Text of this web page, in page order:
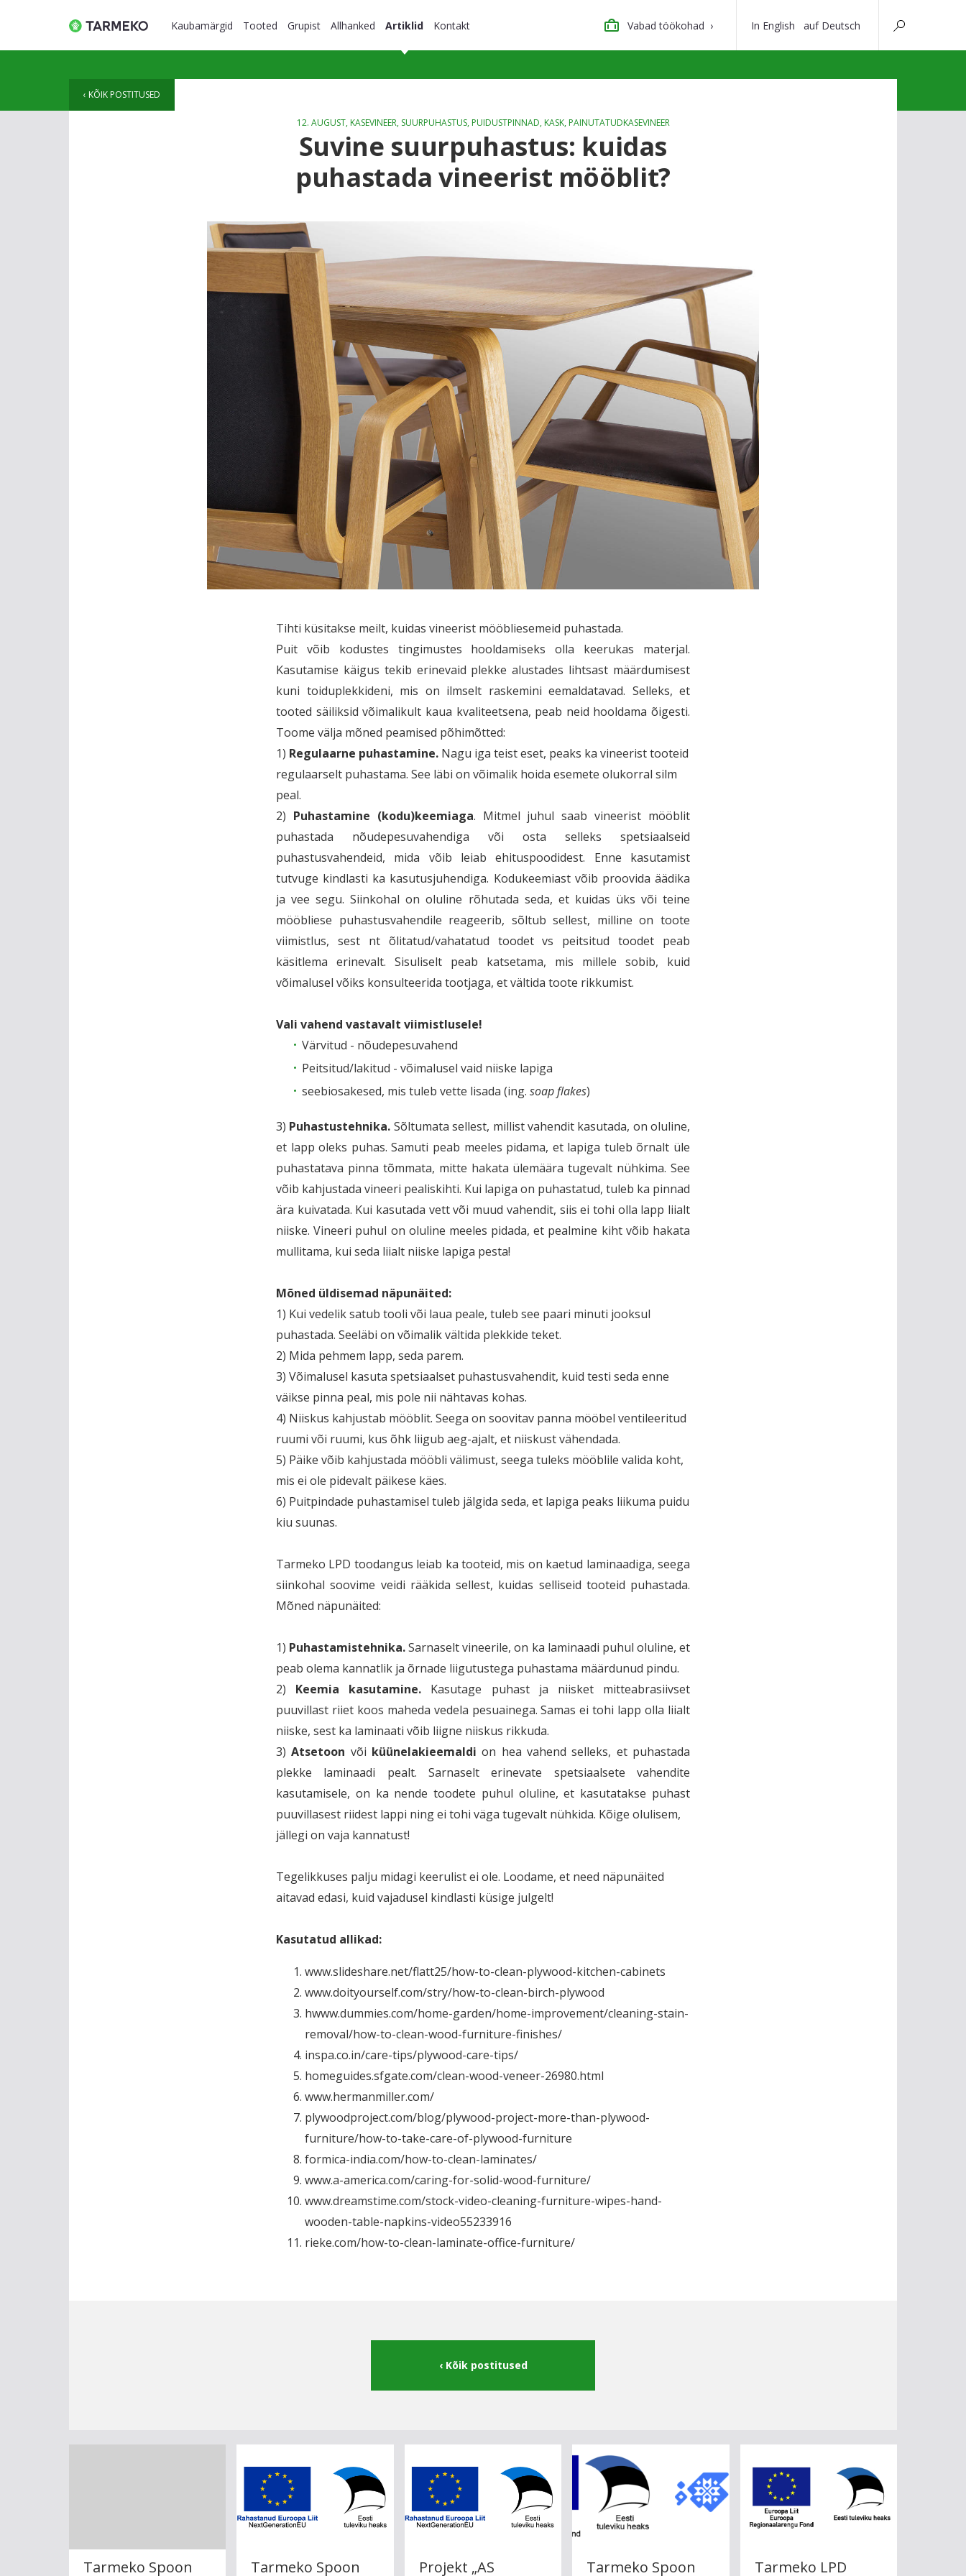
Kaubamärgid Tooted Grupist Allhanked Artiklid Kontakt Vabad töökohad In English auf Deutsch
KÕIK POSTITUSED
12. AUGUST, KASEVINEER, SUURPUHASTUS, PUIDUSTPINNAD, KASK, PAINUTATUDKASEVINEER
Suvine suurpuhastus: kuidas
puhastada vineerist mööblit?
Tihti küsitakse meilt, kuidas vineerist mööbliesemeid puhastada.
Puit võib kodustes tingimustes hooldamiseks olla keerukas materjal.
Kasutamise käigus tekib erinevaid plekke alustades lihtsast määrdumisest
kuni toiduplekkideni, mis on ilmselt raskemini eemaldatavad. Selleks, et
tooted säiliksid võimalikult kaua kvaliteetsena, peab neid hooldama õigesti.
Toome välja mõned peamised põhimõtted:
1) Regulaarne puhastamine. Nagu iga teist eset, peaks ka vineerist tooteid
regulaarselt puhastama. See läbi on võimalik hoida esemete olukorral silm
peal.
2) Puhastamine (kodu)keemiaga. Mitmel juhul saab vineerist mööblit
puhastada nõudepesuvahendiga või osta selleks spetsiaalseid
puhastusvahendeid, mida võib leiab ehituspoodidest. Enne kasutamist
tutvuge kindlasti ka kasutusjuhendiga. Kodukeemiast võib proovida äädika
ja vee segu. Siinkohal on oluline rõhutada seda, et kuidas üks või teine
mööbliese puhastusvahendile reageerib, sõltub sellest, milline on toote
viimistlus, sest nt õlitatud/vahatatud toodet vs peitsitud toodet peab
käsitlema erinevalt. Sisuliselt peab katsetama, mis millele sobib, kuid
võimalusel võiks konsulteerida tootjaga, et vältida toote rikkumist.
Vali vahend vastavalt viimistlusele!
Värvitud - nõudepesuvahend
Peitsitud/lakitud - võimalusel vaid niiske lapiga
seebiosakesed, mis tuleb vette lisada (ing. soap flakes)
3) Puhastustehnika. Sõltumata sellest, millist vahendit kasutada, on oluline,
et lapp oleks puhas. Samuti peab meeles pidama, et lapiga tuleb õrnalt üle
puhastatava pinna tõmmata, mitte hakata ülemäära tugevalt nühkima. See
võib kahjustada vineeri pealiskihti. Kui lapiga on puhastatud, tuleb ka pinnad
ära kuivatada. Kui kasutada vett või muud vahendit, siis ei tohi olla lapp liialt
niiske. Vineeri puhul on oluline meeles pidada, et pealmine kiht võib hakata
mullitama, kui seda liialt niiske lapiga pesta!
Mõned üldisemad näpunäited:
1) Kui vedelik satub tooli või laua peale, tuleb see paari minuti jooksul
puhastada. Seeläbi on võimalik vältida plekkide teket.
2) Mida pehmem lapp, seda parem.
3) Võimalusel kasuta spetsiaalset puhastusvahendit, kuid testi seda enne
väikse pinna peal, mis pole nii nähtavas kohas.
4) Niiskus kahjustab mööblit. Seega on soovitav panna mööbel ventileeritud
ruumi või ruumi, kus õhk liigub aeg-ajalt, et niiskust vähendada.
5) Päike võib kahjustada mööbli välimust, seega tuleks mööblile valida koht,
mis ei ole pidevalt päikese käes.
6) Puitpindade puhastamisel tuleb jälgida seda, et lapiga peaks liikuma puidu
kiu suunas.
Tarmeko LPD toodangus leiab ka tooteid, mis on kaetud laminaadiga, seega
siinkohal soovime veidi rääkida sellest, kuidas selliseid tooteid puhastada.
Mõned näpunäited:
1) Puhastamistehnika.Sarnaselt vineerile, on ka laminaadi puhul oluline, et
peab olema kannatlik ja õrnade liigutustega puhastama määrdunud pindu.
2) Keemia kasutamine. Kasutage puhast ja niisket mitteabrasiivset
puuvillast riiet koos maheda vedela pesuainega. Samas ei tohi lapp olla liialt
niiske, sest ka laminaati võib liigne niiskus rikkuda.
3)Atsetoon või küünelakieemaldi on hea vahend selleks, et puhastada
plekke laminaadi pealt. Sarnaselt erinevate spetsiaalsete vahendite
kasutamisele, on ka nende toodete puhul oluline, et kasutatakse puhast
puuvillasest riidest lappi ning ei tohi väga tugevalt nühkida. Kõige olulisem,
jällegi on vaja kannatust!
Tegelikkuses palju midagi keerulist ei ole. Loodame, et need näpunäited
aitavad edasi, kuid vajadusel kindlasti küsige julgelt!
Kasutatud allikad:
www.slideshare.net/flatt25/how-to-clean-plywood-kitchen-cabinets
www.doityourself.com/stry/how-to-clean-birch-plywood
hwww.dummies.com/home-garden/home-improvement/cleaning-stain-
removal/how-to-clean-wood-furniture-finishes/
inspa.co.in/care-tips/plywood-care-tips/
homeguides.sfgate.com/clean-wood-veneer-26980.html
www.hermanmiller.com/
plywoodproject.com/blog/plywood-project-more-than-plywood-
furniture/how-to-take-care-of-plywood-furniture
formica-india.com/how-to-clean-laminates/
www.a-america.com/caring-for-solid-wood-furniture/
www.dreamstime.com/stock-video-cleaning-furniture-wipes-hand-
wooden-table-napkins-video55233916
rieke.com/how-to-clean-laminate-office-furniture/
Kõik postitused
Tarmeko Spoon Tarmeko Spoon Projekt „AS Tarmeko Spoon Tarmeko LPD